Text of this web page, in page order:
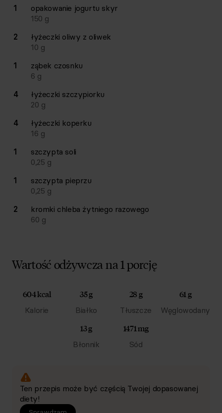
1
opakowanie jogurtu skyr
150 g
2
łyżeczki oliwy z oliwek
10 g
1
ząbek czosnku
6 g
4
łyżeczki szczypiorku
20 g
4
łyżeczki koperku
16 g
1
szczypta soli
0,25 g
1
szczypta pieprzu
0,25 g
2
kromki chleba żytniego razowego
60 g
Wartość odżywcza na 1 porcję
604 kcal
Kalorie
35 g
Białko
28 g
Tłuszcze
61 g
Węglowodany
13 g
Błonnik
1471 mg
Sód
Ten przepis może być częścią Twojej dopasowanej
diety!